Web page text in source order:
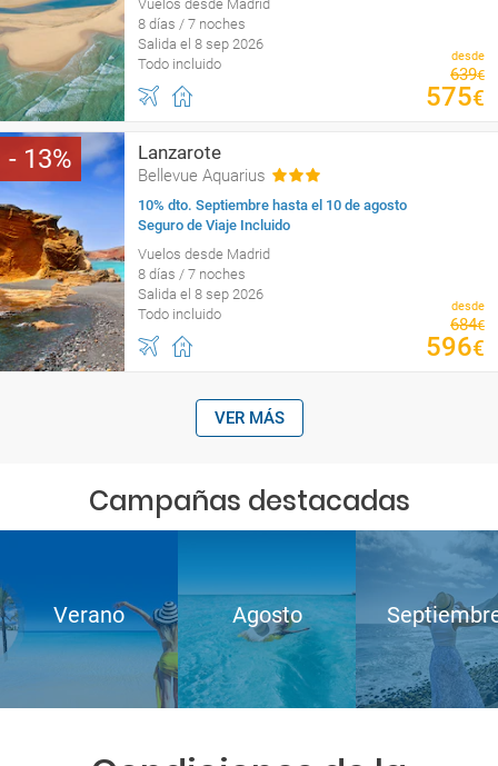
Vuelos desde Madrid
8 días / 7 noches
Salida el 8 sep 2026
Todo incluido
desde
639€
575€
13 Lanzarote
Bellevue Aquarius
10% dto. Septiembre hasta el 10 de agosto
Seguro de Viaje Incluido
Vuelos desde Madrid
8 días / 7 noches
Salida el 8 sep 2026
Todo incluido
desde
684€
596€
VER MÁS
Campañas destacadas
Verano Agosto